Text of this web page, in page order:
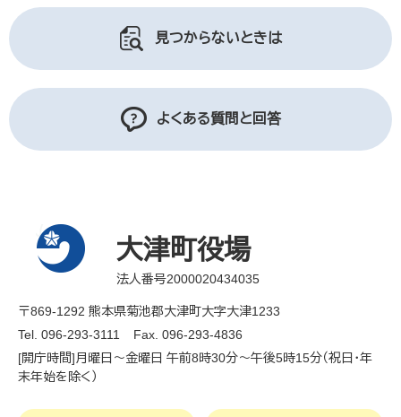
見つからないときは
よくある質問と回答
大津町役場
法人番号2000020434035
〒869-1292 熊本県菊池郡大津町大字大津1233
Tel. 096-293-3111
Fax. 096-293-4836
[開庁時間]月曜日～金曜日 午前8時30分～午後5時15分（祝日・年
末年始を除く）